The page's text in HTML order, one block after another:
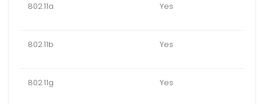
802.11a Yes
802.11b Yes
802.11g Yes